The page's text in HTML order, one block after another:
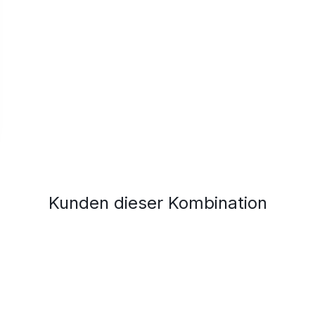
Kunden dieser Kombination